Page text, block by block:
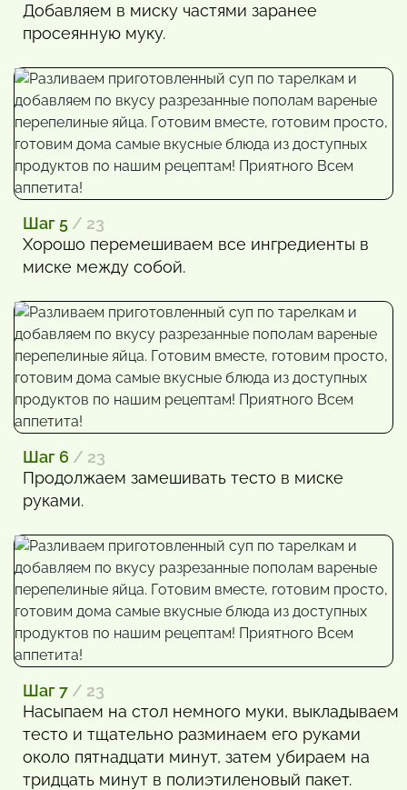
Добавляем в миску частями заранее
просеянную муку.
Шаг 5 / 23
Хорошо перемешиваем все ингредиенты в
миске между собой.
Шаг 6 / 23
Продолжаем замешивать тесто в миске
руками.
Шаг 7 / 23
Насыпаем на стол немного муки, выкладываем
тесто и тщательно разминаем его руками
около пятнадцати минут, затем убираем на
тридцать минут в полиэтиленовый пакет.